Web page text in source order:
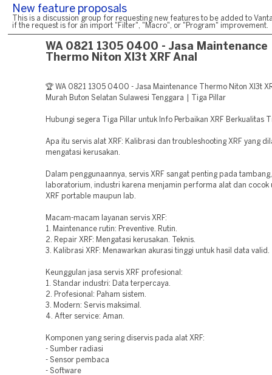
New feature proposals
This is a discussion group for requesting new features to be added to
if the request is for an import "Filter", "Macro", or "Program" improvement.
WA 0821 1305 0400 - Jasa Maintenance
Thermo Niton Xl3t XRF Anal
🏆 WA 0821 1305 0400 - Jasa Maintenance Thermo Niton Xl3t
Murah Buton Selatan Sulawesi Tenggara | Tiga Pillar
Hubungi segera Tiga Pillar untuk Info Perbaikan XRF Berkualitas
Apa itu servis alat XRF: Kalibrasi dan troubleshooting XRF yang
mengatasi kerusakan.
Dalam penggunaannya, servis XRF sangat penting pada tambang,
laboratorium, industri karena menjamin performa alat dan cocok
XRF portable maupun lab.
Macam-macam layanan servis XRF:
1. Maintenance rutin: Preventive. Rutin.
2. Repair XRF: Mengatasi kerusakan. Teknis.
3. Kalibrasi XRF: Menawarkan akurasi tinggi untuk hasil data valid.
Keunggulan jasa servis XRF profesional:
1. Standar industri: Data terpercaya.
2. Profesional: Paham sistem.
3. Modern: Servis maksimal.
4. After service: Aman.
Komponen yang sering diservis pada alat XRF:
- Sumber radiasi
- Sensor pembaca
- Software